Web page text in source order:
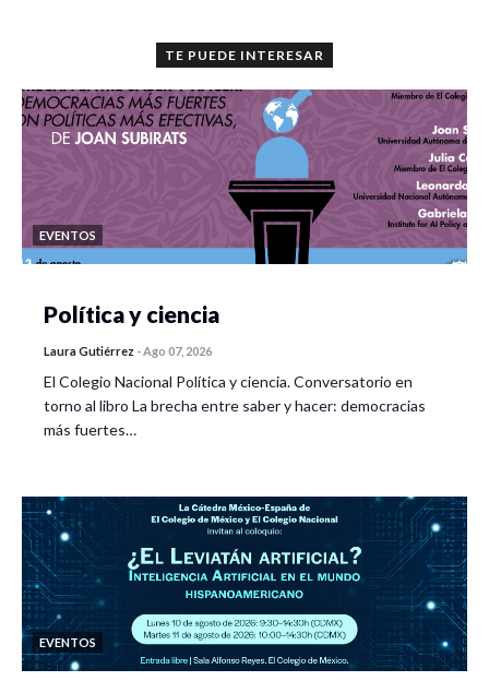
TE PUEDE INTERESAR
EVENTOS
Política y ciencia
Laura Gutiérrez -Ago 07, 2026
El Colegio Nacional Política y ciencia. Conversatorio en
torno al libro La brecha entre saber y hacer: democracias
más fuertes…
EVENTOS